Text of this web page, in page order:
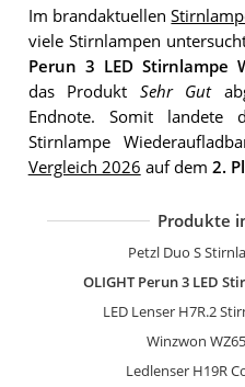
Im brandaktuellen
viele Stirnlampen
Perun 3 LED Stirnlampe
das Produkt Sehr Gut
Endnote. Somit landete
Stirnlampe
Vergleich 2026 auf dem 2.
Produkte
Petzl Duo S
LED Lenser H7R.2
Winzwon
Ledlenser H19R